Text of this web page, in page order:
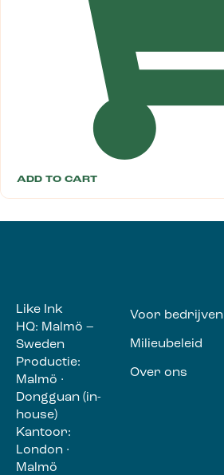
ADD TO CART
Like Ink
HQ: Malmö –
Sweden
Productie:
Malmö ·
Dongguan (in-
house)
Kantoor:
London ·
Malmö
Voor bedrijven
Milieubeleid
Over ons